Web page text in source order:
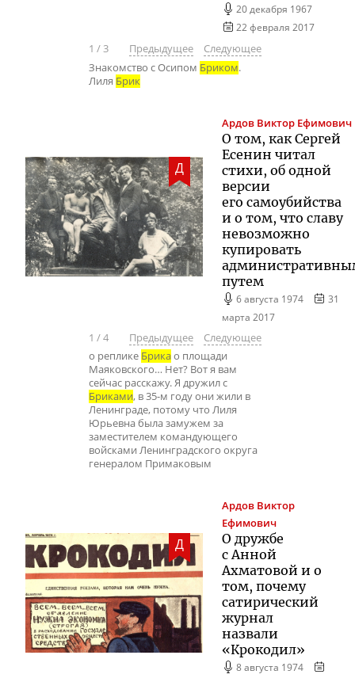
20 декабря 1967
22 февраля 2017
1 /3 Предыдущее
Следующее
Знакомство с Осипом Бриком.
Лиля Брик
Д
Ардов Виктор Ефимович
О том, как Сергей
Есенин читал
стихи, об одной
версии
его самоубийства
и о том, что славу
невозможно
купировать
путем
6 августа 1974
31
марта 2017
1 /4 Предыдущее
Следующее
о реплике Брикао площади
Маяковского… Нет? Вот я вам
сейчас расскажу. Я дружил с
Бриками, в 35-м году они жили в
Ленинграде, потому что Лиля
Юрьевна была замужем за
заместителем командующего
войсками Ленинградского округа
генералом Примаковым
Д
Ардов Виктор
Ефимович
О дружбе
с Анной
Ахматовой и о
том, почему
сатирический
журнал
назвали
«Крокодил»
8 августа 1974